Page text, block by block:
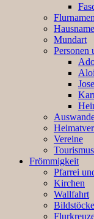
Flurnamen
Mundart
Personen
Vereine
Tourismus
Frömmigkeit
Pfarrei
Kirchen
Wallfahrt
Bildstöcke